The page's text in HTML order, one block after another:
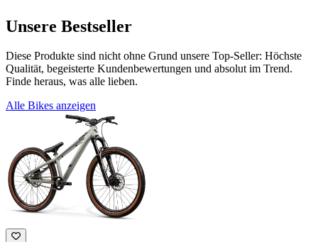
Unsere Bestseller
Diese Produkte sind nicht ohne Grund unsere Top-Seller: Höchste
Qualität, begeisterte Kundenbewertungen und absolut im Trend.
Finde heraus, was alle lieben.
Alle Bikes anzeigen